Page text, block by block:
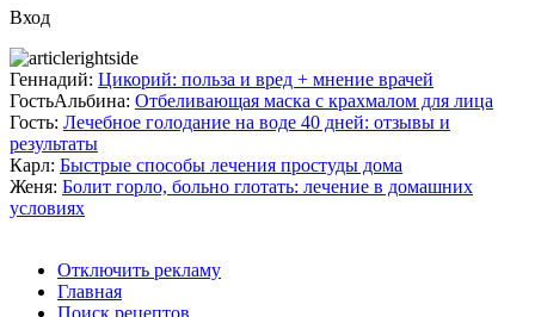
Вход
Геннадий: Цикорий: польза и вред + мнение врачей
ГостьАльбина: Отбеливающая маска с крахмалом для лица
Гость: Лечебное голодание на воде 40 дней: отзывы и
результаты
Карл: Быстрые способы лечения простуды дома
Женя: Болит горло, больно глотать: лечение в домашних
условиях
Отключить рекламу
Главная
Поиск рецептов